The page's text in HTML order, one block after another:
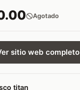
Agotado
sitio web completo
titan